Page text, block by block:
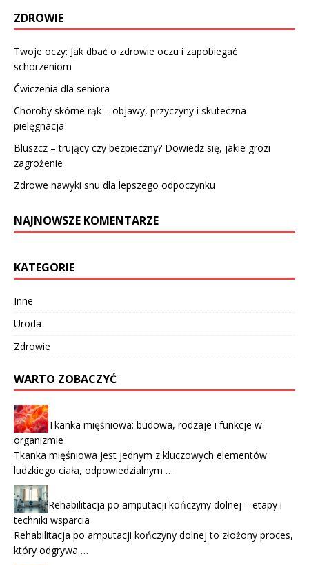
ZDROWIE
Twoje oczy: Jak dbać o zdrowie oczu i zapobiegać
schorzeniom
Ćwiczenia dla seniora
Choroby skórne rąk – objawy, przyczyny i skuteczna
pielęgnacja
Bluszcz – trujący czy bezpieczny? Dowiedz się, jakie grozi
zagrożenie
Zdrowe nawyki snu dla lepszego odpoczynku
NAJNOWSZE KOMENTARZE
KATEGORIE
Inne
Uroda
Zdrowie
WARTO ZOBACZYĆ
Tkanka mięśniowa: budowa, rodzaje i funkcje w
organizmie
Tkanka mięśniowa jest jednym z kluczowych elementów
ludzkiego ciała, odpowiedzialnym …
Rehabilitacja po amputacji kończyny dolnej – etapy i
techniki wsparcia
Rehabilitacja po amputacji kończyny dolnej to złożony proces,
który odgrywa …